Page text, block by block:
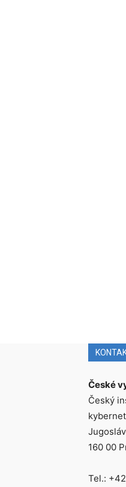
České
Český
160 00
Tel.: